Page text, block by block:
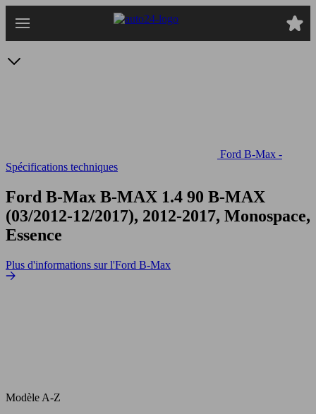
au
Ford B-Max -
Spécifications techniques
Ford B-Max B-MAX 1.4 90 B-MAX
(03/2012-12/2017), 2012-2017, Monospace,
Essence
Plus d'informations sur l'Ford B-Max
Modèle A-Z